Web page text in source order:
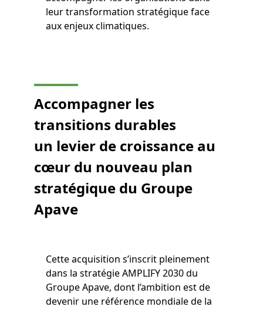
leur transformation stratégique face
aux enjeux climatiques.
Accompagner les
transitions durables
un levier de croissance au
cœur du nouveau plan
stratégique du Groupe
Apave
Cette acquisition s’inscrit pleinement
dans la stratégie AMPLIFY 2030 du
Groupe Apave, dont l’ambition est de
devenir une référence mondiale de la